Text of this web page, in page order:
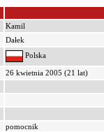
Kamil
Dałek
Polska
26 kwietnia 2005 (21 lat)
pomocnik